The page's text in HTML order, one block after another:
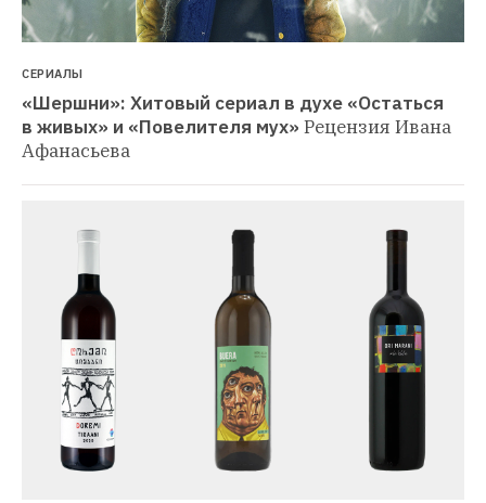
СЕРИАЛЫ
«Шершни»: Хитовый сериал в духе «Остаться
в живых» и «Повелителя мух» Рецензия Ивана
Афанасьева